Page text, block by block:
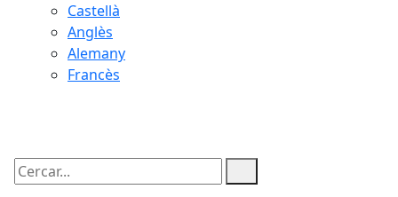
Castellà
Anglès
Alemany
Francès
Cercar: